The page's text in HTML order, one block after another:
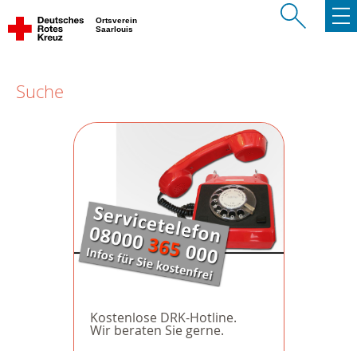
Ortsverein
Saarlouis
Suche
Kostenlose DRK-Hotline.
Wir beraten Sie gerne.